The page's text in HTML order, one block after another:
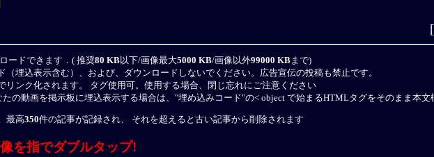
[
ードできます．( 推奨80 KB以下/画像最大5000 KB/画像以外99000 KB まで)
埋込表示含む）、および、ダウンロードしないでください。広告宣伝の投稿も禁止です。
リンク化されます。 タグ使用可。使用する場合、閉じ忘れにご注意ください
たの動画を掲示板に埋込表示する場合は、"埋め込みコード"の< object で始まるHTMLタグをそのまま本
最高350件の記事が記録され、 それを超えると古い記事から削除されます
を指でダブルタップ!